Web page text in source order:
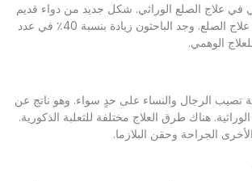
في علاج الصلع الوراثي. شكل جديد من دواء قديم
يحقق نتائج واعدة في علاج الصلع. وجد الباحثون زيادة بنسبة 40٪ في عدد
تصيب الرجال والنساء على حدٍ سواء. وهو ناتج عن
هناك طرق العلاج مختلفة للثعلبة الذكورية.
الجراحة وحقن البلازما.